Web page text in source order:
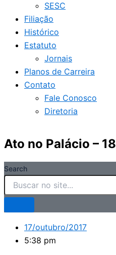
SESC
Filiação
Histórico
Estatuto
Jornais
Planos de Carreira
Contato
Fale Conosco
Diretoria
Ato no Palácio –
Search
17/outubro/2017
5:38 pm